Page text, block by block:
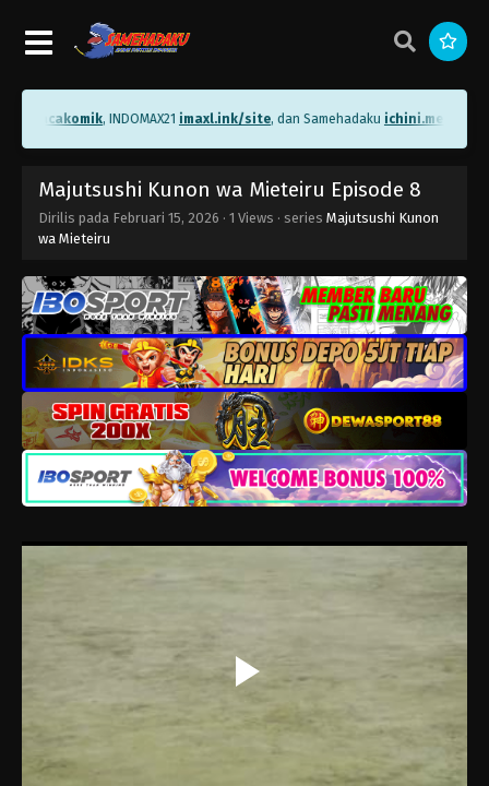
bacakomik, INDOMAX21imaxl.ink/site, dan Samehadakuichini.me/
Majutsushi Kunon wa Mieteiru Episode 8
Dirilis pada Februari 15, 2026 · 1 Views · series Majutsushi Kunon
wa Mieteiru